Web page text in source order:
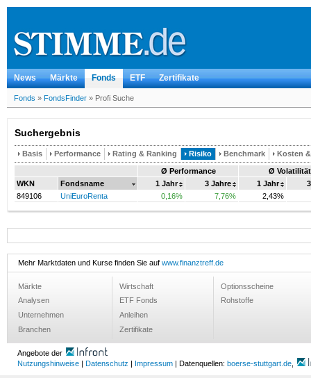
News Märkte Fonds ETF Zertifikate
Fonds » FondsFinder » Profi Suche
Suchergebnis
Basis Performance Rating & Ranking Risiko Benchmark Kosten
Ø Performance
Ø Volatilität
WKN
Fondsname 1 Jahr 3 Jahre 1 Jahr
849106
UniEuroRenta 0,16% 7,76% 2,43%
Mehr Marktdaten und Kurse finden Sie auf www.finanztreff.de
Märkte
Analysen
Unternehmen
Branchen
Wirtschaft
ETF Fonds
Anleihen
Zertifikate
Optionsscheine
Rohstoffe
Angebote der
Nutzungshinweise
Datenschutz Impressum | Datenquellen: boerse-stuttgart.de,